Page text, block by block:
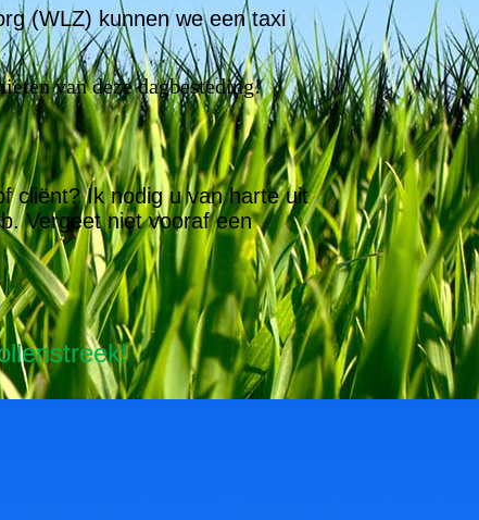
(WLZ) kunnen we een taxi
van deze dagbesteding!
cliënt? Ik nodig u van harte uit
Vergeet niet vooraf een